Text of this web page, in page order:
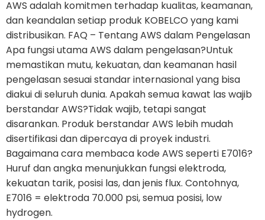
AWS adalah komitmen terhadap kualitas, keamanan,
dan keandalan setiap produk KOBELCO yang kami
distribusikan. FAQ – Tentang AWS dalam Pengelasan
Apa fungsi utama AWS dalam pengelasan?Untuk
memastikan mutu, kekuatan, dan keamanan hasil
pengelasan sesuai standar internasional yang bisa
diakui di seluruh dunia. Apakah semua kawat las wajib
berstandar AWS?Tidak wajib, tetapi sangat
disarankan. Produk berstandar AWS lebih mudah
disertifikasi dan dipercaya di proyek industri.
Bagaimana cara membaca kode AWS seperti E7016?
Huruf dan angka menunjukkan fungsi elektroda,
kekuatan tarik, posisi las, dan jenis flux. Contohnya,
E7016 = elektroda 70.000 psi, semua posisi, low
hydrogen.